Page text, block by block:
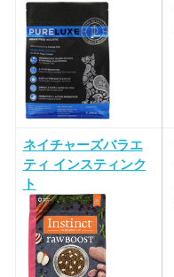
ネイチャーズバラエ
ティ インスティンク
ト